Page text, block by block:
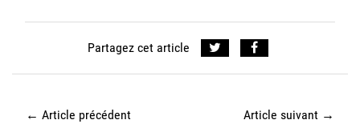
Partagez cet article
← Article précédent Article suivant →